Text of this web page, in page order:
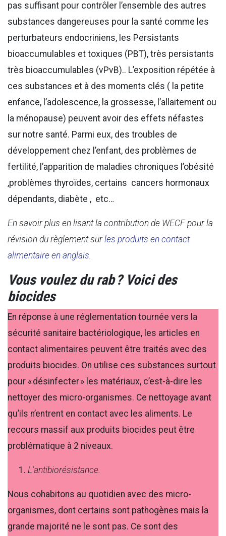
pas suffisant pour contrôler l’ensemble des autres
substances dangereuses pour la santé comme les
perturbateurs endocriniens, les Persistants
bioaccumulables et toxiques (PBT), très persistants
très bioaccumulables (vPvB).. L’exposition répétée à
ces substances et à des moments clés ( la petite
enfance, l’adolescence, la grossesse, l’allaitement ou
la ménopause) peuvent avoir des effets néfastes
sur notre santé. Parmi eux, des troubles de
développement chez l’enfant, des problèmes de
fertilité, l’apparition de maladies chroniques l’obésité
,problèmes thyroïdes, certains cancers hormonaux
dépendants, diabète , etc…
En savoir plus en lisant la contribution de WECF pour la
révision du règlement surles produits en contact
alimentaire en anglais.
Vous voulez du rab ? Voici des
biocides
En réponse à une réglementation tournée vers la
sécurité sanitaire bactériologique, les articles en
contact alimentaires peuvent être traités avec des
produits biocides. On utilise ces substances surtout
pour « désinfecter » les matériaux, c’est-à-dire les
nettoyer des micro-organismes. Ce nettoyage avant
qu’ils n’entrent en contact avec les aliments. Le
recours massif aux produits biocides peut être
problématique à 2 niveaux.
L’antibiorésistance.
Nous cohabitons au quotidien avec des micro-
organismes, dont certains sont pathogènes mais la
grande majorité ne le sont pas. Ce sont des